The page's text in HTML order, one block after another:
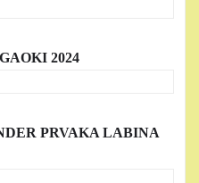
2024
PRVAKA LABINA